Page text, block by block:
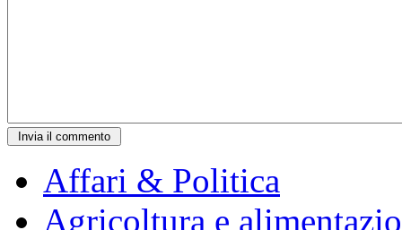
Affari & Politica
Agricoltura e